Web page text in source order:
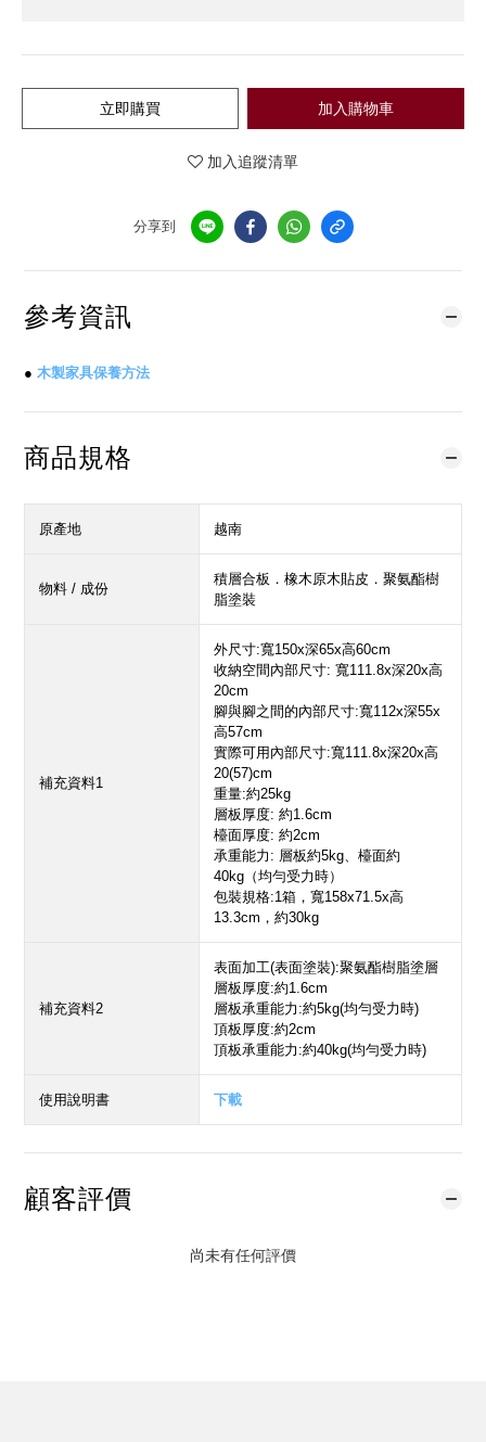
加入購物車
立即購買
加入追蹤清單
分享到
參考資訊
● 木製家具保養方法
商品規格
原產地 越南
物料 / 成份
積層合板．橡木原木貼皮．聚氨酯樹
脂塗裝
補充資料1
外尺寸:寬150x深65x高60cm
收納空間內部尺寸: 寬111.8x深20x高
20cm
腳與腳之間的內部尺寸:寬112x深55x
高57cm
實際可用內部尺寸:寬111.8x深20x高
20(57)cm
重量:約25kg
層板厚度: 約1.6cm
檯面厚度: 約2cm
承重能力: 層板約5kg、檯面約
40kg（均勻受力時）
包裝規格:1箱，寬158x71.5x高
13.3cm，約30kg
補充資料2
表面加工(表面塗裝):聚氨酯樹脂塗層
層板厚度:約1.6cm
層板承重能力:約5kg(均勻受力時)
頂板厚度:約2cm
頂板承重能力:約40kg(均勻受力時)
使用說明書 下載
顧客評價
尚未有任何評價